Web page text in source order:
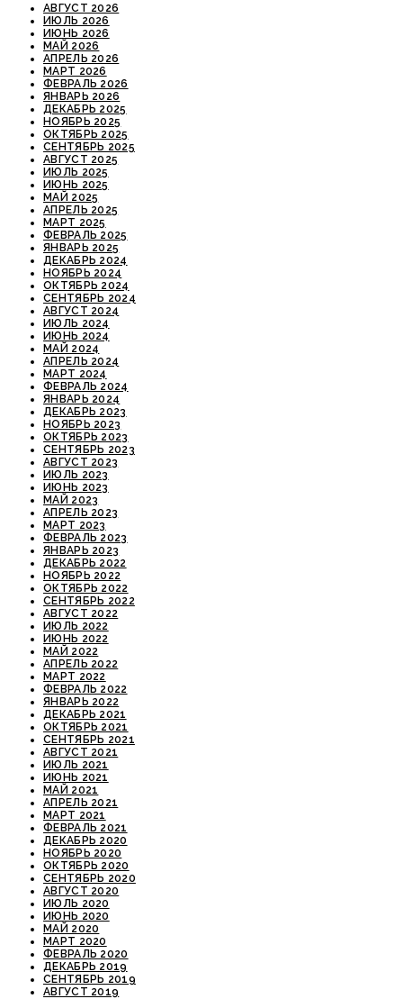
АВГУСТ 2026
ИЮЛЬ 2026
ИЮНЬ 2026
МАЙ 2026
АПРЕЛЬ 2026
МАРТ 2026
ФЕВРАЛЬ 2026
ЯНВАРЬ 2026
ДЕКАБРЬ 2025
НОЯБРЬ 2025
ОКТЯБРЬ 2025
СЕНТЯБРЬ 2025
АВГУСТ 2025
ИЮЛЬ 2025
ИЮНЬ 2025
МАЙ 2025
АПРЕЛЬ 2025
МАРТ 2025
ФЕВРАЛЬ 2025
ЯНВАРЬ 2025
ДЕКАБРЬ 2024
НОЯБРЬ 2024
ОКТЯБРЬ 2024
СЕНТЯБРЬ 2024
АВГУСТ 2024
ИЮЛЬ 2024
ИЮНЬ 2024
МАЙ 2024
АПРЕЛЬ 2024
МАРТ 2024
ФЕВРАЛЬ 2024
ЯНВАРЬ 2024
ДЕКАБРЬ 2023
НОЯБРЬ 2023
ОКТЯБРЬ 2023
СЕНТЯБРЬ 2023
АВГУСТ 2023
ИЮЛЬ 2023
ИЮНЬ 2023
МАЙ 2023
АПРЕЛЬ 2023
МАРТ 2023
ФЕВРАЛЬ 2023
ЯНВАРЬ 2023
ДЕКАБРЬ 2022
НОЯБРЬ 2022
ОКТЯБРЬ 2022
СЕНТЯБРЬ 2022
АВГУСТ 2022
ИЮЛЬ 2022
ИЮНЬ 2022
МАЙ 2022
АПРЕЛЬ 2022
МАРТ 2022
ФЕВРАЛЬ 2022
ЯНВАРЬ 2022
ДЕКАБРЬ 2021
ОКТЯБРЬ 2021
СЕНТЯБРЬ 2021
АВГУСТ 2021
ИЮЛЬ 2021
ИЮНЬ 2021
МАЙ 2021
АПРЕЛЬ 2021
МАРТ 2021
ФЕВРАЛЬ 2021
ДЕКАБРЬ 2020
НОЯБРЬ 2020
ОКТЯБРЬ 2020
СЕНТЯБРЬ 2020
АВГУСТ 2020
ИЮЛЬ 2020
ИЮНЬ 2020
МАЙ 2020
МАРТ 2020
ФЕВРАЛЬ 2020
ДЕКАБРЬ 2019
СЕНТЯБРЬ 2019
АВГУСТ 2019